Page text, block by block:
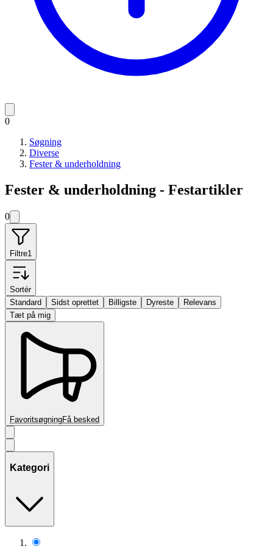
0
Søgning
Diverse
Fester & underholdning
Fester & underholdning - Festartikler
0
Filtre1
Sortér
Standard
Sidst oprettet Billigste Dyreste
Relevans
Tæt på mig
FavoritsøgningFå besked
Kategori